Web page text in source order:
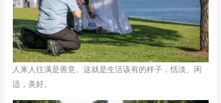
人来人往满是善意。这就是生活该有的样子，恬淡、闲
适，美好。